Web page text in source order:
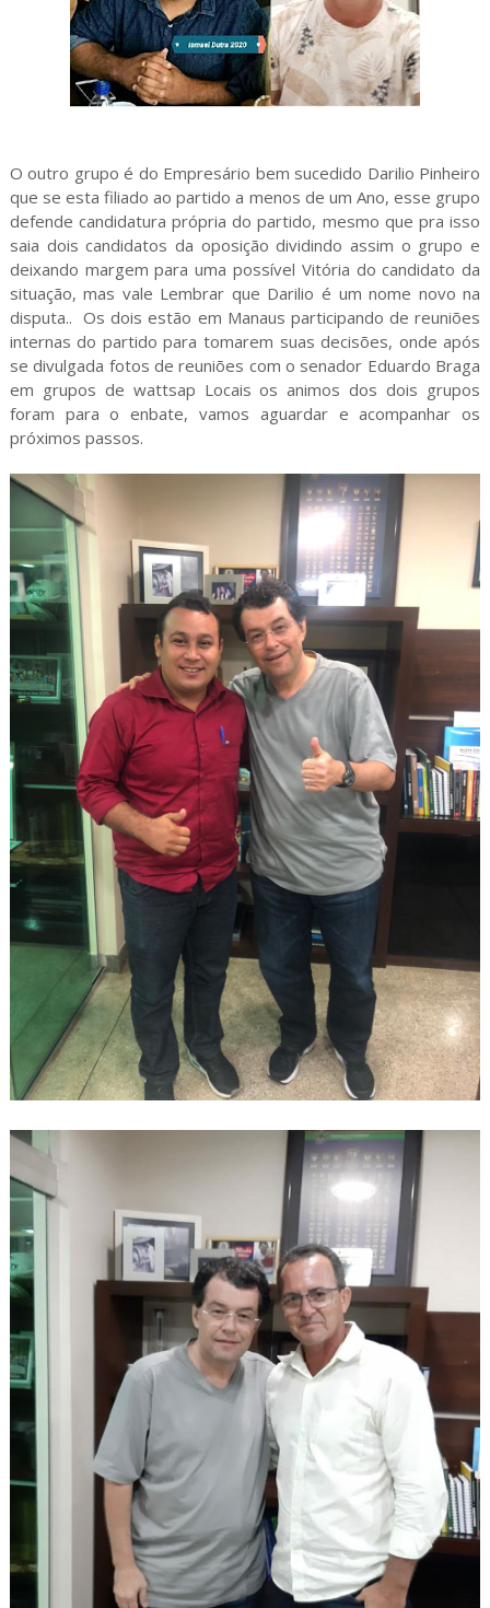
O outro grupo é do Empresário bem sucedido Darilio Pinheiro
que se esta filiado ao partido a menos de um Ano, esse grupo
defende candidatura própria do partido, mesmo que pra isso
saia dois candidatos da oposição dividindo assim o grupo e
deixando margem para uma possível Vitória do candidato da
situação, mas vale Lembrar que Darilio é um nome novo na
disputa.. Os dois estão em Manaus participando de reuniões
internas do partido para tomarem suas decisões, onde após
se divulgada fotos de reuniões com o senador Eduardo Braga
em grupos de wattsap Locais os animos dos dois grupos
foram para o enbate, vamos aguardar e acompanhar os
próximos passos.